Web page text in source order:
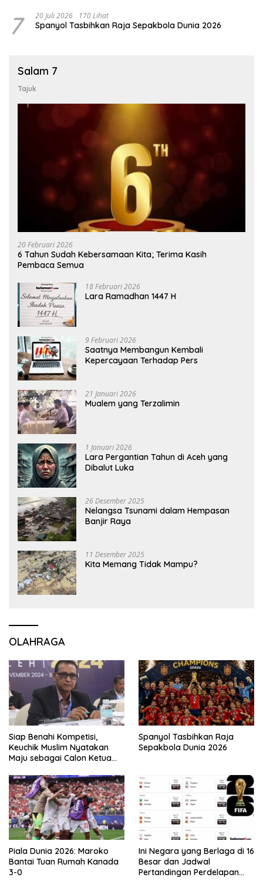
7 20 Juli 2026 170 Lihat
Spanyol Tasbihkan Raja Sepakbola Dunia 2026
Salam 7
Tajuk
20 Februari 2026
6 Tahun Sudah Kebersamaan Kita; Terima Kasih
Pembaca Semua
18 Februari 2026
Lara Ramadhan 1447 H
9 Februari 2026
Saatnya Membangun Kembali
Kepercayaan Terhadap Pers
21 Januari 2026
Mualem yang Terzalimin
1 Januari 2026
Lara Pergantian Tahun di Aceh yang
Dibalut Luka
26 Desember 2025
Nelangsa Tsunami dalam Hempasan
Banjir Raya
11 Desember 2025
Kita Memang Tidak Mampu?
OLAHRAGA
Siap Benahi Kompetisi,
Keuchik Muslim Nyatakan
Maju sebagai Calon Ketua
Spanyol Tasbihkan Raja
Sepakbola Dunia 2026
Piala Dunia 2026: Maroko
Bantai Tuan Rumah Kanada
3-0
Ini Negara yang Berlaga di 16
Besar dan Jadwal
Pertandingan Perdelapan